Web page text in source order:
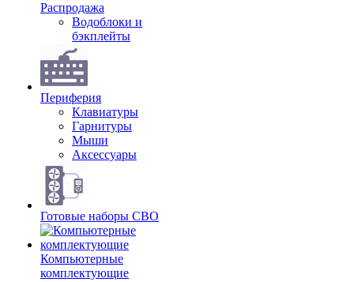
Распродажа
Водоблоки и
бэкплейты
Периферия
Клавиатуры
Гарнитуры
Мыши
Аксессуары
Готовые наборы СВО
Компьютерные
комплектующие